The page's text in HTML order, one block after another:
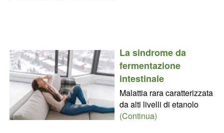
La sindrome da
fermentazione
intestinale
Malattia rara caratterizzata
da alti livelli di etanolo
(Continua)